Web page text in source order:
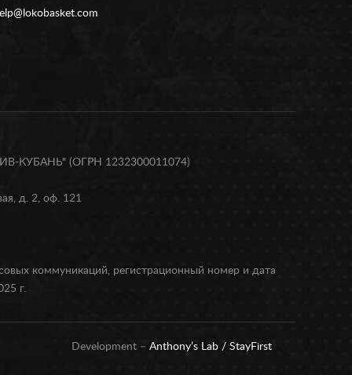
КУБАНЬ" (ОГРН 1232300011074)
д. 2, оф. 121
коммуникаций, регистрационный номер и дата
г.
Development – Anthony’s Lab / StayFirst